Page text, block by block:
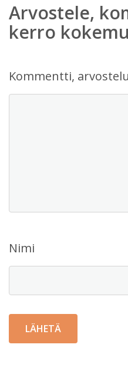
Arvostele,
kerro
Kommentti,
Nimi